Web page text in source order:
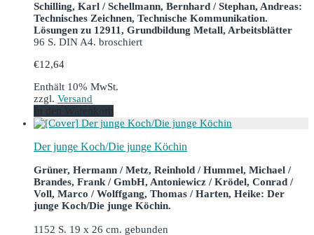
Schilling, Karl / Schellmann, Bernhard / Stephan, Andreas:
Technisches Zeichnen, Technische Kommunikation.
Lösungen zu 12911, Grundbildung Metall, Arbeitsblätter
96 S. DIN A4. broschiert
€12,64
Enthält 10% MwSt.
zzgl. Versand
In den Warenkorb
Der junge Koch/Die junge Köchin
Grüner, Hermann / Metz, Reinhold / Hummel, Michael /
Brandes, Frank / GmbH, Antoniewicz / Krödel, Conrad /
Voll, Marco / Wolffgang, Thomas / Harten, Heike: Der
junge Koch/Die junge Köchin.
1152 S. 19 x 26 cm. gebunden